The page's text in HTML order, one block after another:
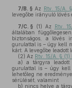
7/B. § Az Rtv. 15/A.
levegőbe irányuló lövés
7/C. § (1) Az Rtv.
általában
biztonságos, a lövés
gurulattal is – úgy kell
kárt. A levegőbe leadott
(2) Az Rtv. 15/A. §
a) a tárgyra leadott
gurulattal is – úgy
lehetőleg ne
sérülését, valamint
b) nincs helye a